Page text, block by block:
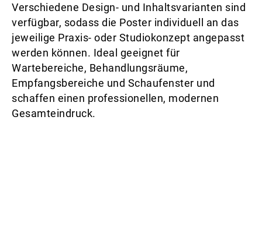
Verschiedene Design- und Inhaltsvarianten sind
verfügbar, sodass die Poster individuell an das
jeweilige Praxis- oder Studiokonzept angepasst
werden können. Ideal geeignet für
Wartebereiche, Behandlungsräume,
Empfangsbereiche und Schaufenster und
schaffen einen professionellen, modernen
Gesamteindruck.